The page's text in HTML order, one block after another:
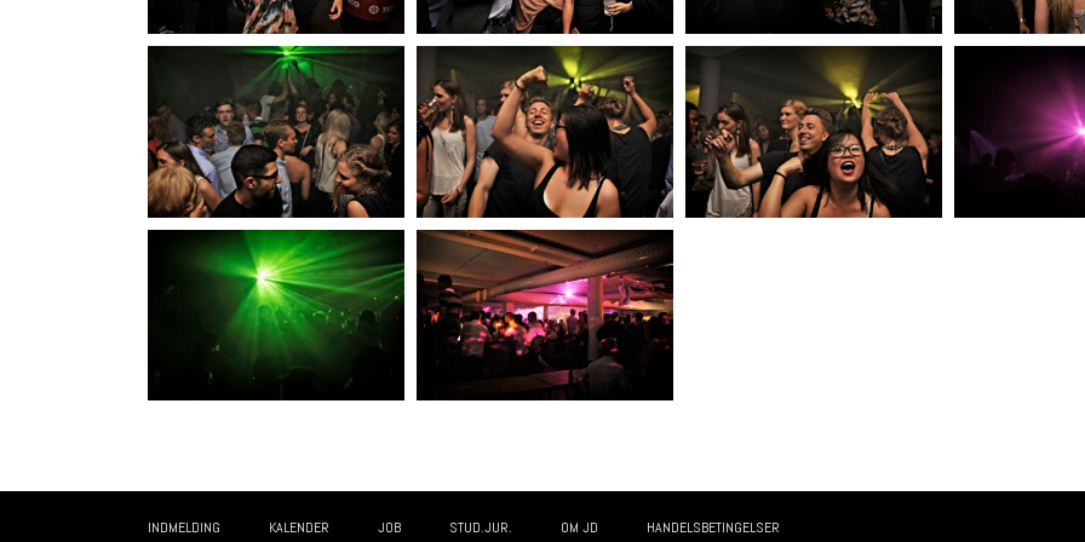
INDMELDING KALENDER JOB STUD.JUR. OM JD HANDELSBETINGELSER